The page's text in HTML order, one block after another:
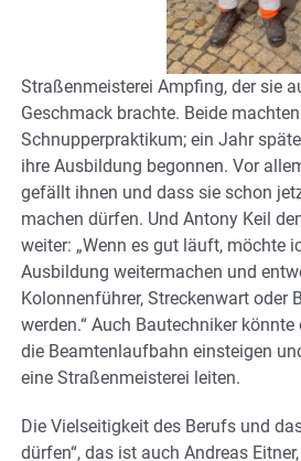
Straßenmeisterei Ampfing, der sie
Geschmack brachte. Beide
Schnupperpraktikum; ein Jahr
ihre Ausbildung begonnen. Vor
gefällt ihnen und dass sie schon
machen dürfen. Und Antony Keil
weiter: „Wenn es gut läuft, möchte
Ausbildung weitermachen und
Kolonnenführer, Streckenwart oder
werden.“ Auch Bautechniker könnte
die Beamtenlaufbahn einsteigen
eine Straßenmeisterei leiten.
Die Vielseitigkeit des Berufs und
dürfen“, das ist auch Andreas